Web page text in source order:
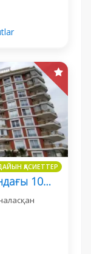
ҚАСИЕТТЕР
Махмутлардағы D400 Бойындағы 100 М² Коммерциялық Дүкен